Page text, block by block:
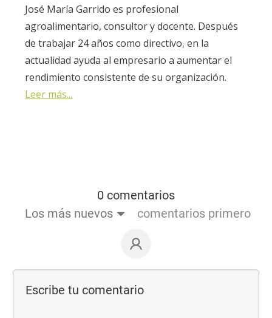
José María Garrido es profesional
agroalimentario, consultor y docente. Después
de trabajar 24 años como directivo, en la
actualidad ayuda al empresario a aumentar el
rendimiento consistente de su organización.
Leer más...
0 comentarios
Los más nuevos
comentarios primero